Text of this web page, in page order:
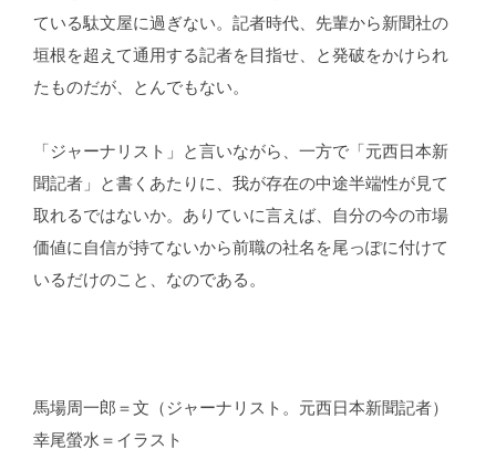
ている駄文屋に過ぎない。記者時代、先輩から新聞社の
垣根を超えて通用する記者を目指せ、と発破をかけられ
たものだが、とんでもない。
「ジャーナリスト」と言いながら、一方で「元西日本新
聞記者」と書くあたりに、我が存在の中途半端性が見て
取れるではないか。ありていに言えば、自分の今の市場
価値に自信が持てないから前職の社名を尾っぽに付けて
いるだけのこと、なのである。
馬場周一郎＝文（ジャーナリスト。元西日本新聞記者）
幸尾螢水＝イラスト